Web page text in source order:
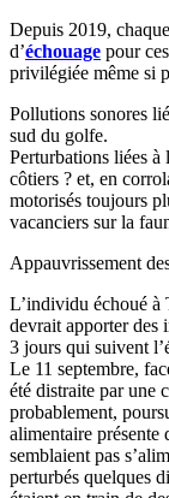
Depuis 2019,
d’échouage pour
privilégiée même si
Pollutions sonores
sud du golfe.
Perturbations liées
côtiers ? et, en
motorisés toujours
vacanciers sur la
Appauvrissement
L’individu échoué à
devrait apporter des
3 jours qui suivent
Le 11 septembre,
été distraite par une
probablement,
alimentaire présente
semblaient pas
perturbés quelques